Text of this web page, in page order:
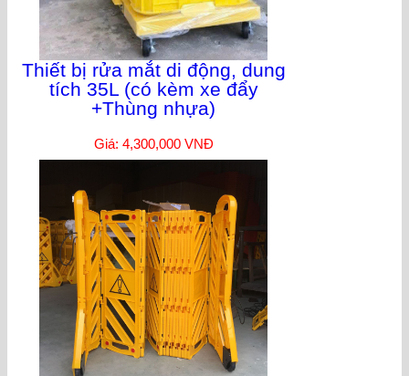
Thiết bị rửa mắt di động, dung
tích 35L (có kèm xe đẩy
+Thùng nhựa)
Giá: 4,300,000 VNĐ